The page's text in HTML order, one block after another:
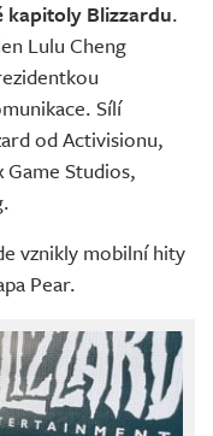
kapitoly Blizzardu.
Lulu Cheng
Sílí
od Activisionu,
Game Studios,
vznikly mobilní hity
Pear.